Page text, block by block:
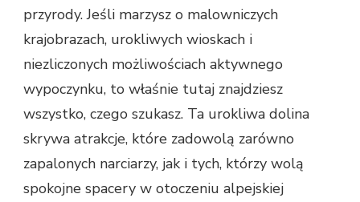
przyrody. Jeśli marzysz o malowniczych
krajobrazach, urokliwych wioskach i
niezliczonych możliwościach aktywnego
wypoczynku, to właśnie tutaj znajdziesz
wszystko, czego szukasz. Ta urokliwa dolina
skrywa atrakcje, które zadowolą zarówno
zapalonych narciarzy, jak i tych, którzy wolą
spokojne spacery w otoczeniu alpejskiej